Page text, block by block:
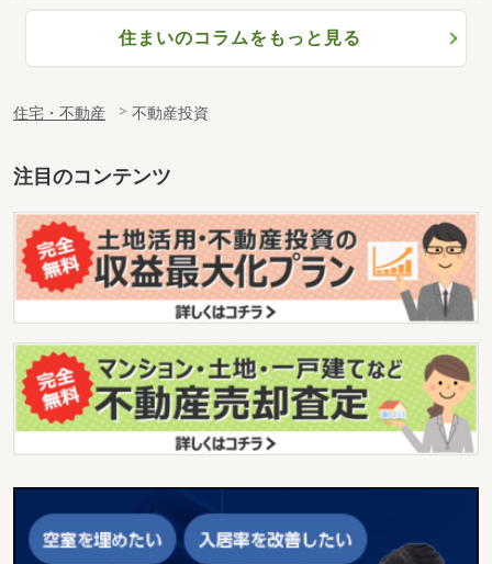
住まいのコラムをもっと見る
住宅・不動産 不動産投資
注目のコンテンツ